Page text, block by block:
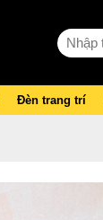
Đèn trang trí